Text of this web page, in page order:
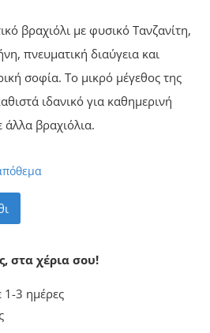
βραχιόλι με φυσικό Τανζανίτη,
πνευματική διαύγεια και
σοφία. Το μικρό μέγεθος της
ιδανικό για καθημερινή
βραχιόλια.
στα χέρια σου!
3 ημέρες